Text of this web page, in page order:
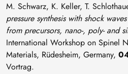
M. Schwarz, K. Keller, T.
pressure synthesis with shock
from precursors, nano-, poly- and
International Workshop on Spinel
Materials, Rüdesheim, Germany,
Vortrag.